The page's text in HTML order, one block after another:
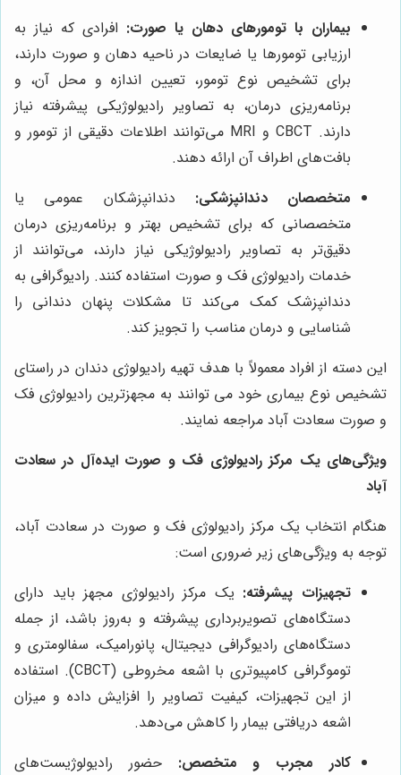
بیماران با تومورهای دهان یا صورت: افرادی که نیاز به
ارزیابی تومورها یا ضایعات در ناحیه دهان و صورت دارند،
برای تشخیص نوع تومور، تعیین اندازه و محل آن، و
برنامه‌ریزی درمان، به تصاویر رادیولوژیکی پیشرفته نیاز
دارند. CBCT و MRI می‌توانند اطلاعات دقیقی از تومور و
بافت‌های اطراف آن ارائه دهند.
متخصصان دندانپزشکی: دندانپزشکان عمومی یا
متخصصانی که برای تشخیص بهتر و برنامه‌ریزی درمان
دقیق‌تر به تصاویر رادیولوژیکی نیاز دارند، می‌توانند از
خدمات رادیولوژی فک و صورت استفاده کنند. رادیوگرافی به
دندانپزشک کمک می‌کند تا مشکلات پنهان دندانی را
شناسایی و درمان مناسب را تجویز کند.
این دسته از افراد معمولاً با هدف تهیه رادیولوژی دندان در راستای
تشخیص نوع بیماری خود می توانند به مجهزترین رادیولوژی فک
و صورت سعادت آباد مراجعه نمایند.
ویژگی‌های یک مرکز رادیولوژی فک و صورت ایده‌آل در سعادت
آباد
هنگام انتخاب یک مرکز رادیولوژی فک و صورت در سعادت آباد،
توجه به ویژگی‌های زیر ضروری است:
تجهیزات پیشرفته: یک مرکز رادیولوژی مجهز باید دارای
دستگاه‌های تصویربرداری پیشرفته و به‌روز باشد، از جمله
دستگاه‌های رادیوگرافی دیجیتال، پانورامیک، سفالومتری و
توموگرافی کامپیوتری با اشعه مخروطی (CBCT). استفاده
از این تجهیزات، کیفیت تصاویر را افزایش داده و میزان
اشعه دریافتی بیمار را کاهش می‌دهد.
کادر مجرب و متخصص: حضور رادیولوژیست‌های